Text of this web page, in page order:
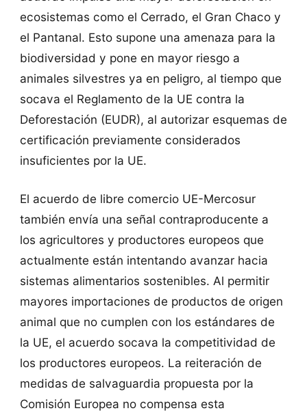
ecosistemas como el Cerrado, el Gran Chaco y
el Pantanal. Esto supone una amenaza para la
biodiversidad y pone en mayor riesgo a
animales silvestres ya en peligro, al tiempo que
socava el Reglamento de la UE contra la
Deforestación (EUDR), al autorizar esquemas de
certificación previamente considerados
insuficientes por la UE.
El acuerdo de libre comercio UE-Mercosur
también envía una señal contraproducente a
los agricultores y productores europeos que
actualmente están intentando avanzar hacia
sistemas alimentarios sostenibles. Al permitir
mayores importaciones de productos de origen
animal que no cumplen con los estándares de
la UE, el acuerdo socava la competitividad de
los productores europeos. La reiteración de
medidas de salvaguardia propuesta por la
Comisión Europea no compensa esta